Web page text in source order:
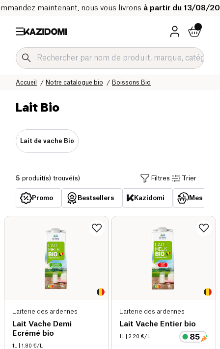
maintenant, nous vous livrons à partir du 13/08/
Boissons Bio
Notre catalogue bio
Accueil
Lait Bio
Lait de vache Bio
5 produit(s) trouvé(s) Filtres Trier
Promo Bestsellers Kazidomi Mes
Laiterie des ardennes
Lait Vache Demi
Ecrémé bio
1L | 1.80 €/L
Laiterie des ardennes
Lait Vache Entier bio
1L | 2.20 €/L